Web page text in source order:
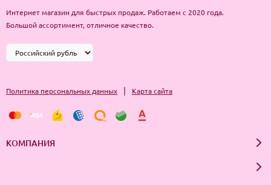
Интернет магазин для быстрых продаж. Работаем с 2020 года.
Большой ассортимент, отличное качество.
Политика персональных данных | Карта сайта
КОМПАНИЯ